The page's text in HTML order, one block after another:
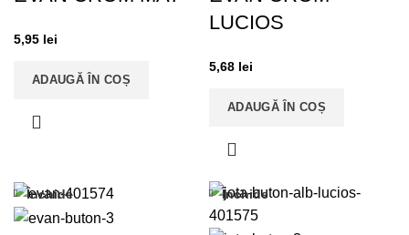
5,95 lei
ADAUGĂ ÎN COȘ
LUCIOS
5,68 lei
ADAUGĂ ÎN COȘ
Închide Închide